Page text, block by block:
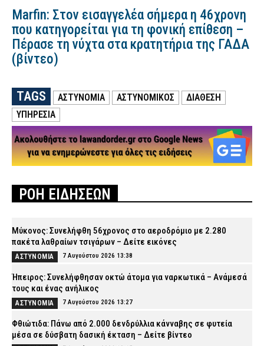
Marfin: Στον εισαγγελέα σήμερα η 46χρονη
που κατηγορείται για τη φονική επίθεση –
Πέρασε τη νύχτα στα κρατητήρια της ΓΑΔΑ
(βίντεο)
TAGS ΑΣΤΥΝΟΜΙΑ ΑΣΤΥΝΟΜΙΚΟΣ
ΔΙΆΘΕΣΗ
ΥΠΗΡΕΣΙΑ
ΡΟΗ ΕΙΔΗΣΕΩΝ
Μύκονος: Συνελήφθη 56χρονος στο αεροδρόμιο με 2.280
πακέτα λαθραίων τσιγάρων – Δείτε εικόνες
ΑΣΤΥΝΟΜΙΑ 7 Αυγούστου 2026 13:38
Ήπειρος: Συνελήφθησαν οκτώ άτομα για ναρκωτικά – Ανάμεσά
τους και ένας ανήλικος
ΑΣΤΥΝΟΜΙΑ 7 Αυγούστου 2026 13:27
Φθιώτιδα: Πάνω από 2.000 δενδρύλλια κάνναβης σε φυτεία
μέσα σε δύσβατη δασική έκταση – Δείτε βίντεο